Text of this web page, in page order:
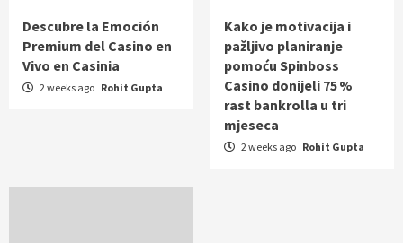
Descubre la Emoción
Premium del Casino en
Vivo en Casinia
2 weeks ago Rohit Gupta
Kako je motivacija i
pažljivo planiranje
pomoću Spinboss
Casino donijeli 75 %
rast bankrolla u tri
mjeseca
2 weeks ago Rohit Gupta